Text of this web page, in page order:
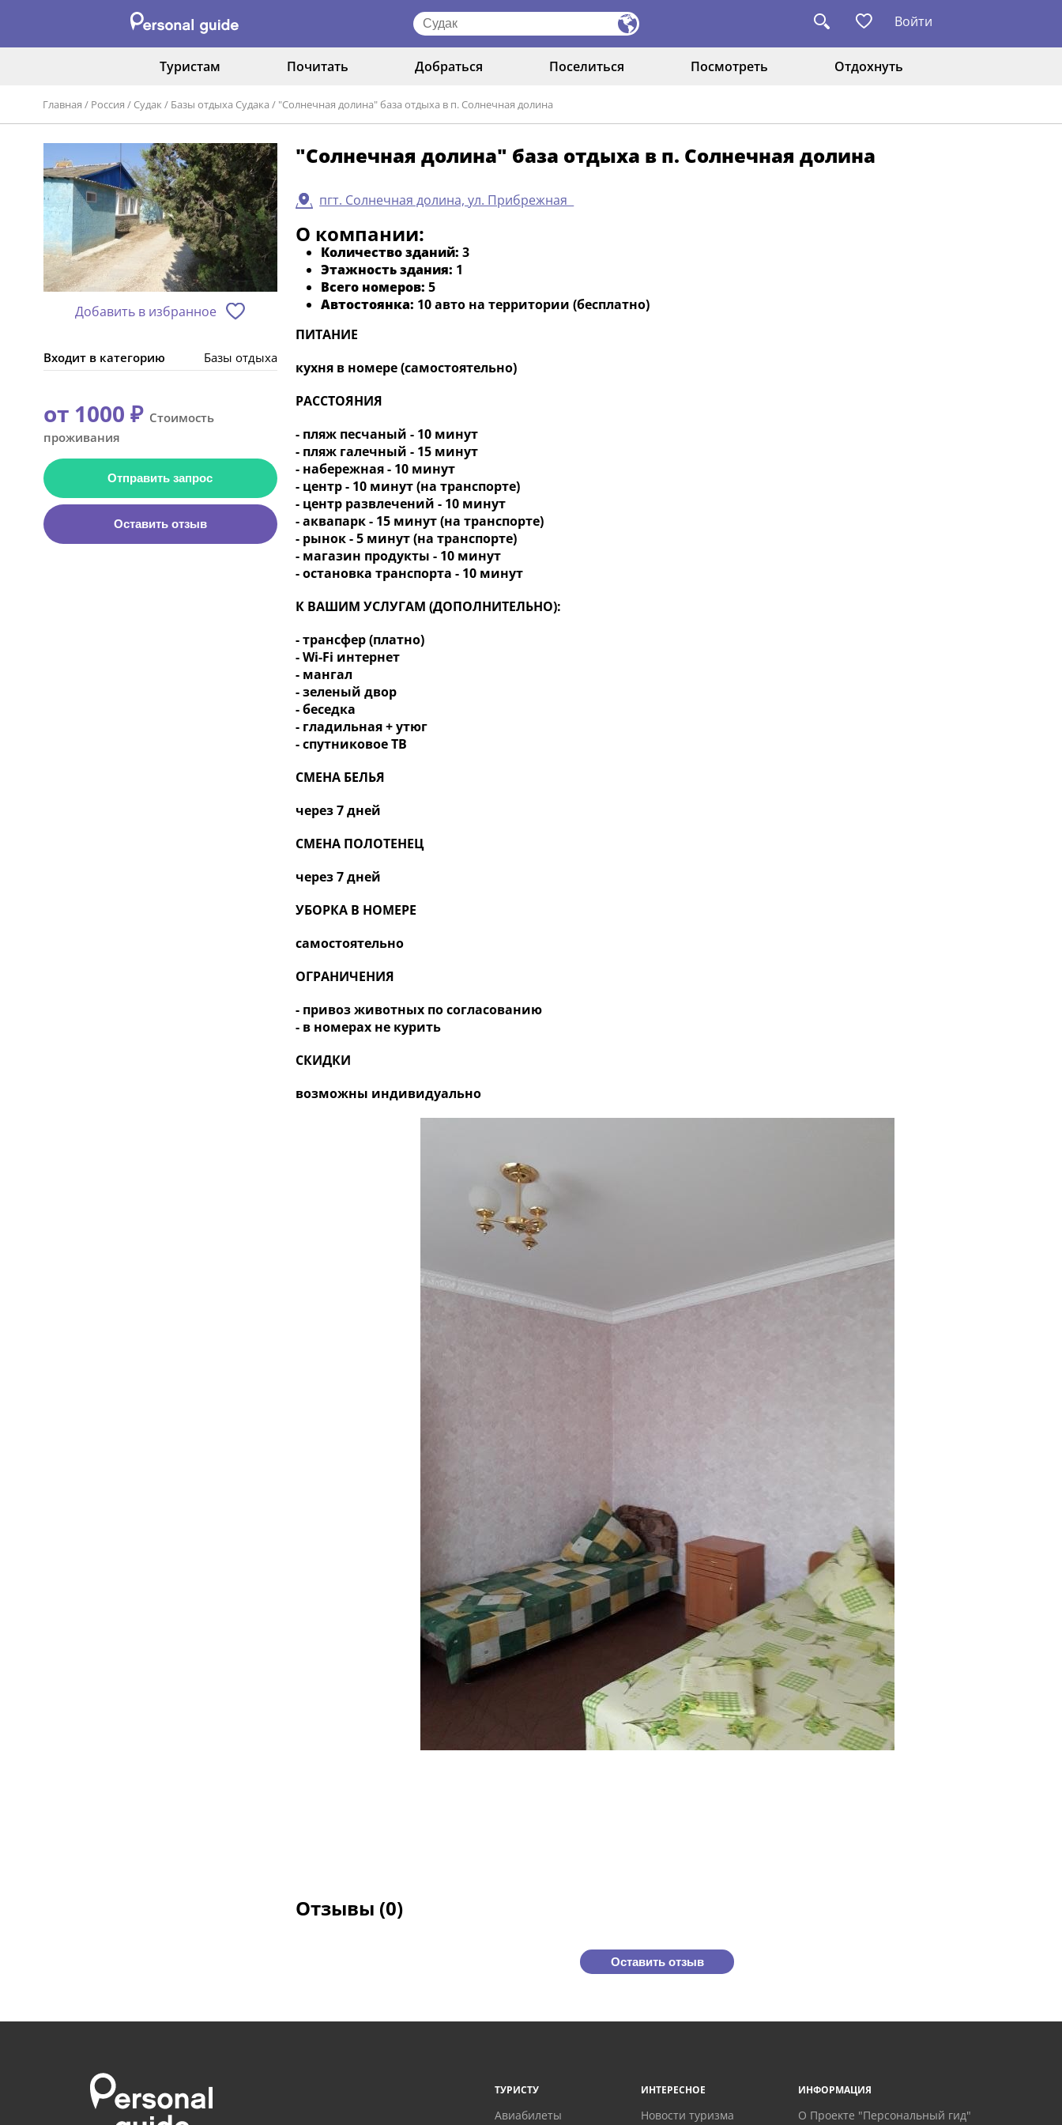
Войти
Туристам Почитать Добраться Поселиться Посмотреть Отдохнуть
Главная / Россия / Судак / Базы отдыха Судака / "Солнечная долина" база отдыха в п. Солнечная долина
Добавить в избранное
Входит в категорию Базы отдыха
от 1000 ₽Стоимость
проживания
Отправить запрос
Оставить отзыв
"Солнечная долина" база отдыха в п. Солнечная долина
пгт. Солнечная долина, ул. Прибрежная
О компании:
Количество зданий: 3
Этажность здания: 1
Всего номеров: 5
Автостоянка: 10 авто на территории (бесплатно)
ПИТАНИЕ
кухня в номере (самостоятельно)
РАССТОЯНИЯ
- пляж песчаный - 10 минут
- пляж галечный - 15 минут
- набережная - 10 минут
- центр - 10 минут (на транспорте)
- центр развлечений - 10 минут
- аквапарк - 15 минут (на транспорте)
- рынок - 5 минут (на транспорте)
- магазин продукты - 10 минут
- остановка транспорта - 10 минут
К ВАШИМ УСЛУГАМ (ДОПОЛНИТЕЛЬНО):
- трансфер (платно)
- Wi-Fi интернет
- мангал
- зеленый двор
- беседка
- гладильная + утюг
- спутниковое ТВ
СМЕНА БЕЛЬЯ
через 7 дней
СМЕНА ПОЛОТЕНЕЦ
через 7 дней
УБОРКА В НОМЕРЕ
самостоятельно
ОГРАНИЧЕНИЯ
- привоз животных по согласованию
- в номерах не курить
СКИДКИ
возможны индивидуально
Отзывы (0)
Оставить отзыв
ТУРИСТУ
Авиабилеты
ИНТЕРЕСНОЕ
Новости туризма
ИНФОРМАЦИЯ
О Проекте "Персональный гид"